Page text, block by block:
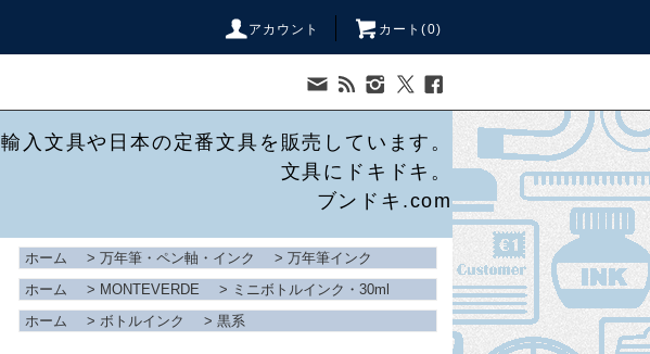
アカウント カート(0)
輸入文具や日本の定番文具を販売しています。
文具にドキドキ。
ブンドキ.com
ホーム > 万年筆・ペン軸・インク > 万年筆インク
ホーム
> MONTEVERDE > ミニボトルインク・30ml
ホーム
> ボトルインク > 黒系